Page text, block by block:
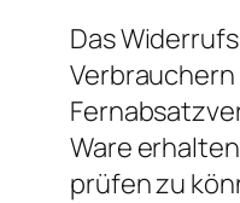
Das
Ware
prüfen zu